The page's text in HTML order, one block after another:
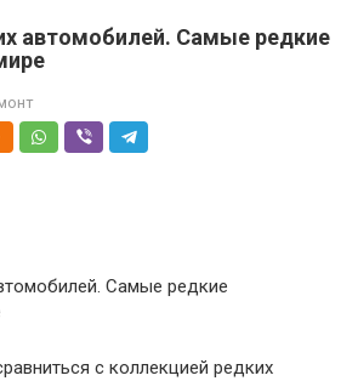
автомобилей. Самые редкие
Самые редкие
с коллекцией редких